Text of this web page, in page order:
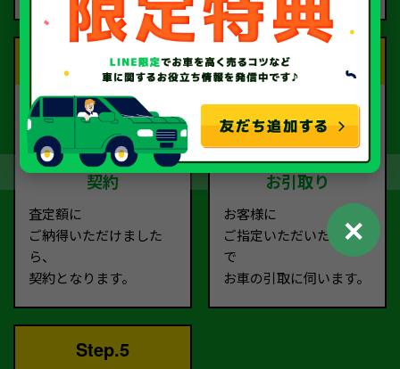
Step.3
契約
査定額に
ご納得いただけました
ら、
契約となります。
Step.4
お引取り
お客様に
ご指定いただいた場所ま
で
お車の引取に伺います。
Step.5
✕